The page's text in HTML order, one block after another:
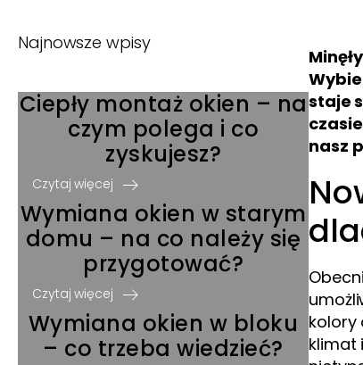
Najnowsze wpisy
Ciepły montaż okien – na
czym polega i co
zyskujesz?
Czytaj więcej
Wymiana okien w starym
domu – na co należy się
przygotować?
Czytaj więcej
Wymiana okien w bloku
– co trzeba wiedzieć?
staje
nasz
kolory
klimat